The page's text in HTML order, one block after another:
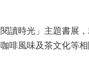
讀時光」主題書展
啡風味及茶文化等相